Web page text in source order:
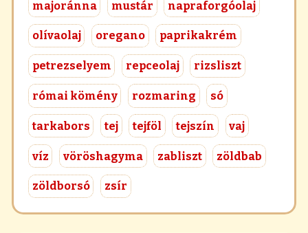
majoránna mustár napraforgóolaj
olívaolaj oregano paprikakrém
petrezselyem repceolaj rizsliszt
római kömény rozmaring só
tarkabors tej tejföl tejszín vaj
víz vöröshagyma zabliszt zöldbab
zöldborsó zsír